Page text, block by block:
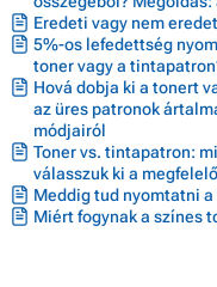
Eredeti vagy nem
5%-os lefedettség
toner vagy a
Hová dobja ki a tonert
az üres patronok
módjairól
Toner vs. tintapatron:
válasszuk ki a
Meddig tud nyomtatni
Miért fogynak a színes